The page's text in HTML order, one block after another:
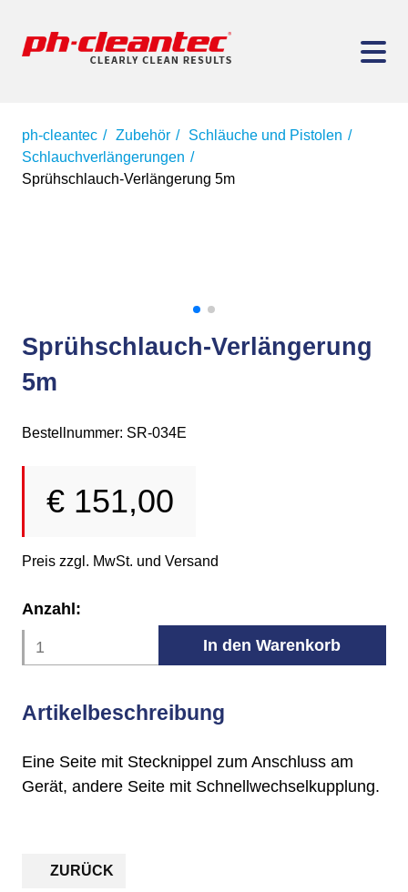
ph-cleantec Zubehör
Schläuche und Pistolen
Schlauchverlängerungen
Sprühschlauch-Verlängerung 5m
Sprühschlauch-Verlängerung
5m
Bestellnummer: SR-034E
€ 151,00
Preis zzgl. MwSt. und Versand
Anzahl:
Artikelbeschreibung
Eine Seite mit Stecknippel zum Anschluss am
Gerät, andere Seite mit Schnellwechselkupplung.
ZURÜCK